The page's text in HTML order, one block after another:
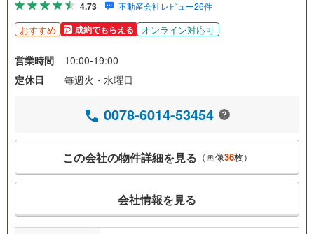
4.73 不動産会社レビュー26件
おすすめ 成約でもらえる オンライン対応可
営業時間
10:00-19:00
定休日
毎週火・水曜日
0078-6014-53454
この会社の物件詳細を見る （画像36枚）
会社情報を見る